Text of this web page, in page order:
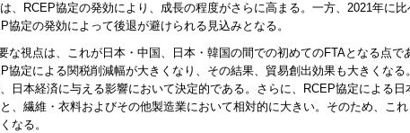
、RCEP協定の発効により、成長の程度がさらに高まる。一方、2021年に
協定の発効によって後退が避けられる見込みとなる。
な視点は、これが日本・中国、日本・韓国の間での初めてのFTAとなる点で
協定による関税削減幅が大きくなり、その結果、貿易創出効果も大きくな
日本経済に与える影響において決定的である。さらに、RCEP協定による
、繊維・衣料およびその他製造業において相対的に大きい。そのため、こ
なる。